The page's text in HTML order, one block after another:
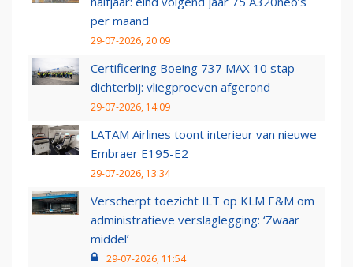
per maand
29-07-2026, 20:09
Certificering Boeing 737 MAX 10 stap
dichterbij: vliegproeven afgerond
29-07-2026, 14:09
LATAM Airlines toont interieur van nieuwe
Embraer E195-E2
29-07-2026, 13:34
Verscherpt toezicht ILT op KLM E&M om
administratieve verslaglegging: ‘Zwaar
middel’
29-07-2026, 11:54